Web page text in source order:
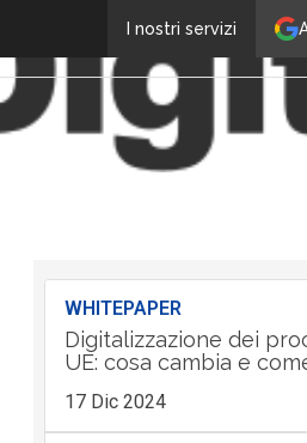
I nostri servizi
WHITEPAPER
Digitalizzazione dei
UE: cosa cambia e
17 Dic 2024